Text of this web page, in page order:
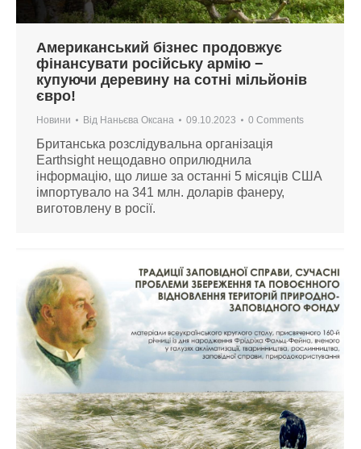
Американський бізнес продовжує
фінансувати російську армію −
купуючи деревину на сотні мільйонів
євро!
Новини Від Наньєва Оксана 09.10.2023 0 Comments
Британська розслідувальна організація
Earthsight нещодавно оприлюднила
інформацію, що лише за останні 5 місяців США
імпортувало на 341 млн. доларів фанеру,
виготовлену в росії.